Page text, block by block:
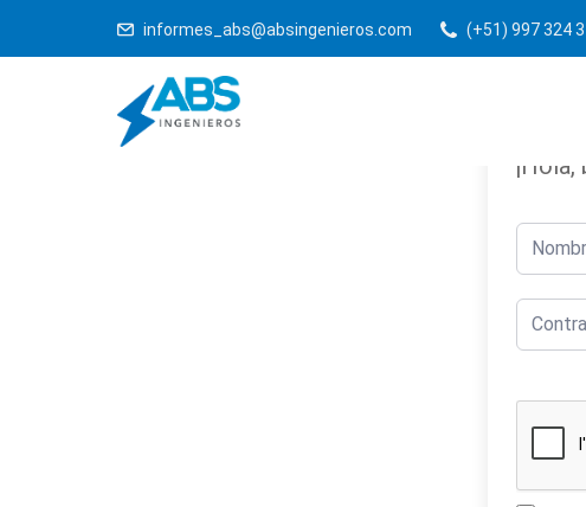
informes_abs@absingenieros.com (+51) 997 324